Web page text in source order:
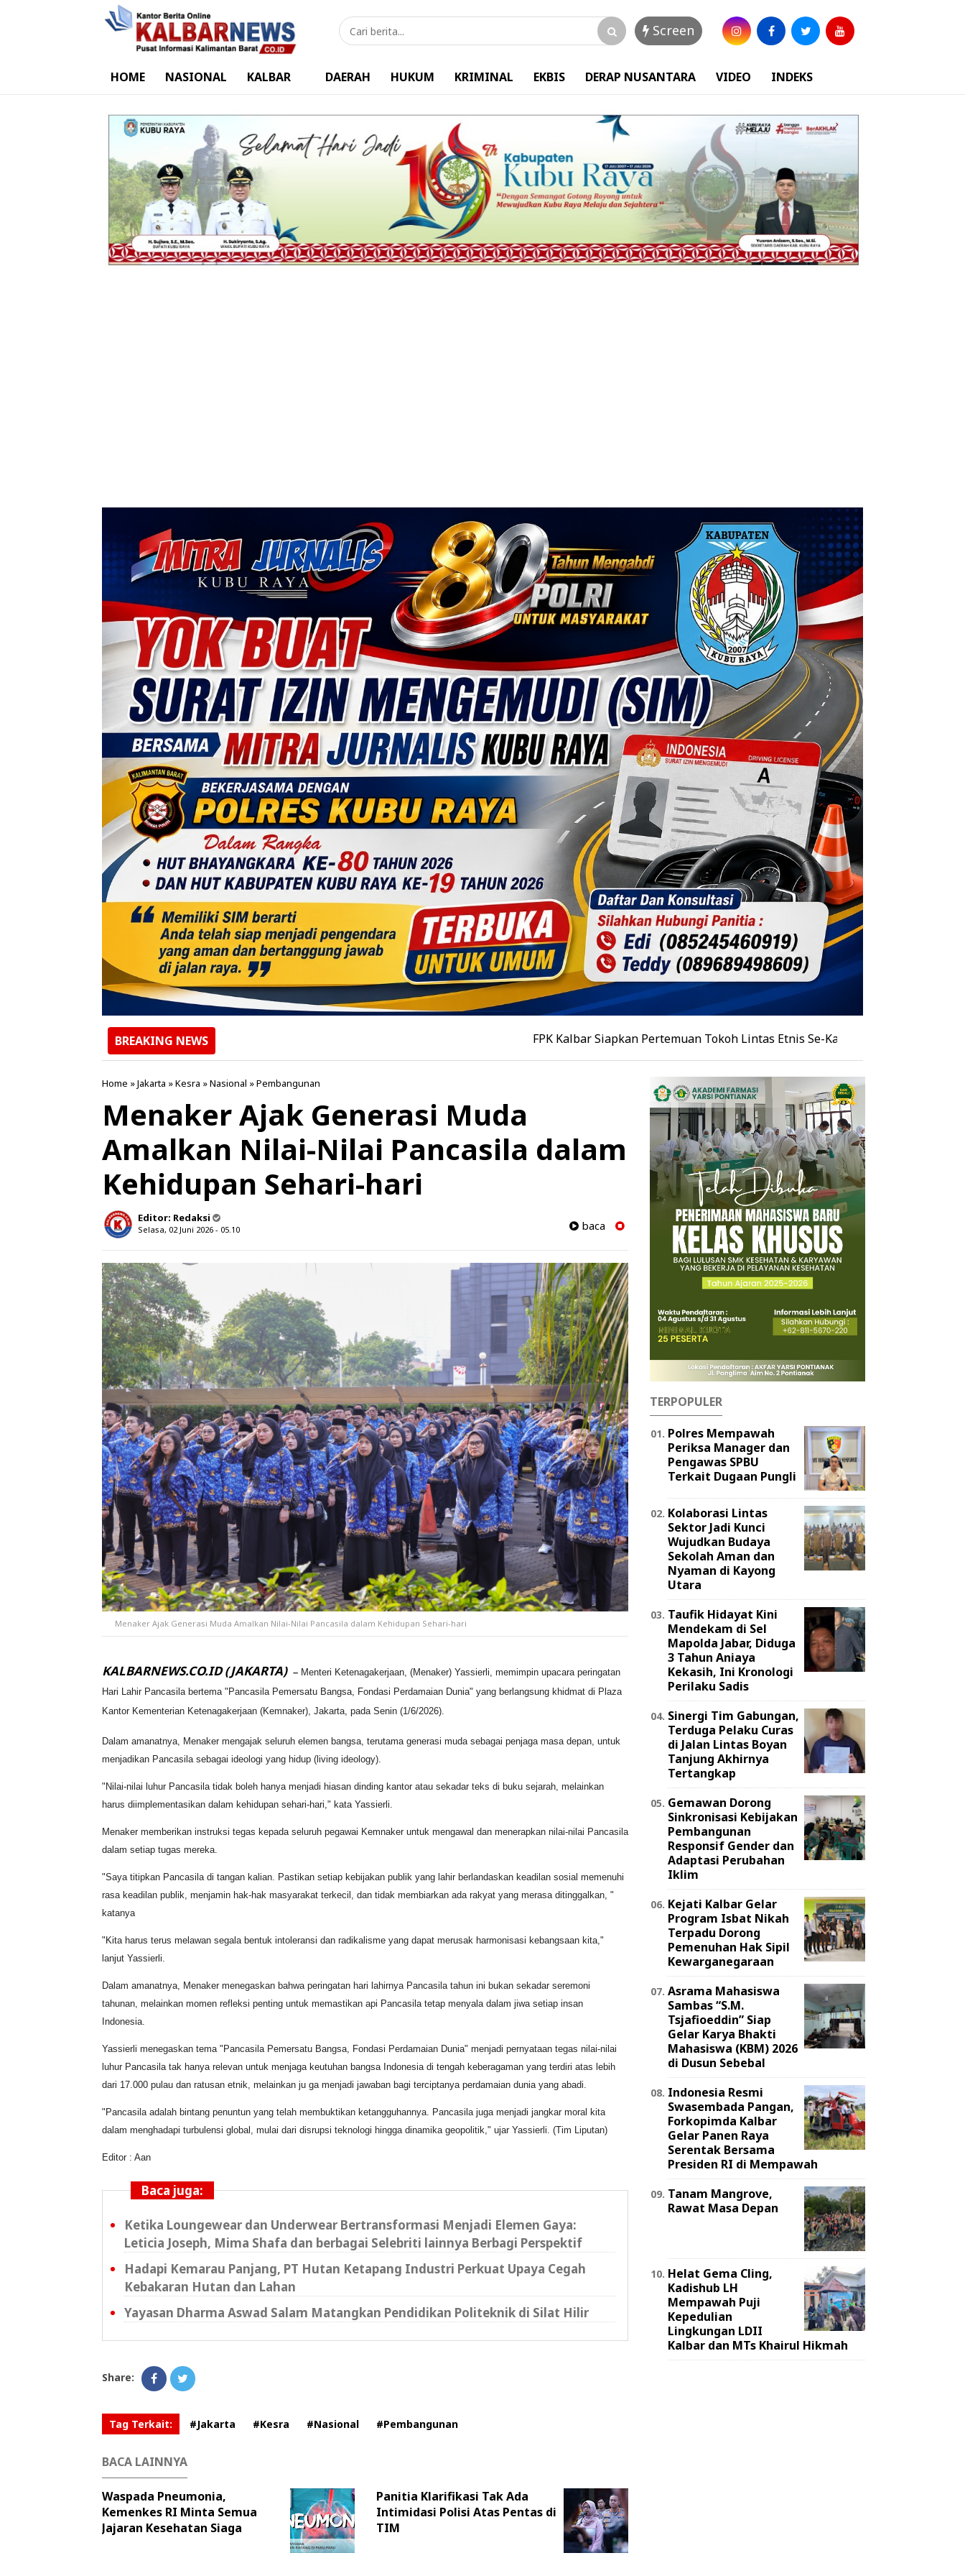
Screen
HOME NASIONAL KALBAR DAERAH HUKUM KRIMINAL EKBIS DERAP NUSANTARA VIDEO INDEKS
BREAKING NEWS FPK Kalbar Siapkan Pertemuan Tokoh Lintas Etnis Se-Kalimantan, Burhanudin Ahad
Home »Jakarta »Kesra »Nasional »Pembangunan
Menaker Ajak Generasi Muda
Amalkan Nilai-Nilai Pancasila dalam
Kehidupan Sehari-hari
Editor: Redaksi
Selasa, 02 Juni 2026 - 05.10 baca
Menaker Ajak Generasi Muda Amalkan Nilai-Nilai Pancasila dalam Kehidupan Sehari-hari
KALBARNEWS.CO.ID (JAKARTA) – Menteri Ketenagakerjaan, (Menaker) Yassierli, memimpin upacara peringatan
Hari Lahir Pancasila bertema "Pancasila Pemersatu Bangsa, Fondasi Perdamaian Dunia" yang berlangsung khidmat di Plaza
Kantor Kementerian Ketenagakerjaan (Kemnaker), Jakarta, pada Senin (1/6/2026).
Dalam amanatnya, Menaker mengajak seluruh elemen bangsa, terutama generasi muda sebagai penjaga masa depan, untuk
menjadikan Pancasila sebagai ideologi yang hidup (living ideology).
"Nilai-nilai luhur Pancasila tidak boleh hanya menjadi hiasan dinding kantor atau sekadar teks di buku sejarah, melainkan
harus diimplementasikan dalam kehidupan sehari-hari," kata Yassierli.
Menaker memberikan instruksi tegas kepada seluruh pegawai Kemnaker untuk mengawal dan menerapkan nilai-nilai Pancasila
dalam setiap tugas mereka.
"Saya titipkan Pancasila di tangan kalian. Pastikan setiap kebijakan publik yang lahir berlandaskan keadilan sosial memenuhi
rasa keadilan publik, menjamin hak-hak masyarakat terkecil, dan tidak membiarkan ada rakyat yang merasa ditinggalkan, "
katanya
"Kita harus terus melawan segala bentuk intoleransi dan radikalisme yang dapat merusak harmonisasi kebangsaan kita,"
lanjut Yassierli.
Dalam amanatnya, Menaker menegaskan bahwa peringatan hari lahirnya Pancasila tahun ini bukan sekadar seremoni
tahunan, melainkan momen refleksi penting untuk memastikan api Pancasila tetap menyala dalam jiwa setiap insan
Indonesia.
Yassierli menegaskan tema "Pancasila Pemersatu Bangsa, Fondasi Perdamaian Dunia" menjadi pernyataan tegas nilai-nilai
luhur Pancasila tak hanya relevan untuk menjaga keutuhan bangsa Indonesia di tengah keberagaman yang terdiri atas lebih
dari 17.000 pulau dan ratusan etnik, melainkan ju ga menjadi jawaban bagi terciptanya perdamaian dunia yang abadi.
"Pancasila adalah bintang penuntun yang telah membuktikan ketangguhannya. Pancasila juga menjadi jangkar moral kita
dalam menghadapi turbulensi global, mulai dari disrupsi teknologi hingga dinamika geopolitik," ujar Yassierli. (Tim Liputan)
Editor : Aan
Baca juga:
Ketika Loungewear dan Underwear Bertransformasi Menjadi Elemen Gaya:
Leticia Joseph, Mima Shafa dan berbagai Selebriti lainnya Berbagi Perspektif
Hadapi Kemarau Panjang, PT Hutan Ketapang Industri Perkuat Upaya Cegah
Kebakaran Hutan dan Lahan
Yayasan Dharma Aswad Salam Matangkan Pendidikan Politeknik di Silat Hilir
Share:
Tag Terkait: #Jakarta #Kesra #Nasional #Pembangunan
BACA LAINNYA
Waspada Pneumonia,
Kemenkes RI Minta Semua
Jajaran Kesehatan Siaga
Panitia Klarifikasi Tak Ada
Intimidasi Polisi Atas Pentas di
TIM
TERPOPULER
Polres Mempawah
Periksa Manager dan
Pengawas SPBU
Terkait Dugaan Pungli
Kolaborasi Lintas
Sektor Jadi Kunci
Wujudkan Budaya
Sekolah Aman dan
Nyaman di Kayong
Utara
Taufik Hidayat Kini
Mendekam di Sel
Mapolda Jabar, Diduga
3 Tahun Aniaya
Kekasih, Ini Kronologi
Perilaku Sadis
Sinergi Tim Gabungan,
Terduga Pelaku Curas
di Jalan Lintas Boyan
Tanjung Akhirnya
Tertangkap
Gemawan Dorong
Sinkronisasi Kebijakan
Pembangunan
Responsif Gender dan
Adaptasi Perubahan
Iklim
Kejati Kalbar Gelar
Program Isbat Nikah
Terpadu Dorong
Pemenuhan Hak Sipil
Kewarganegaraan
Asrama Mahasiswa
Sambas “S.M.
Tsjafioeddin” Siap
Gelar Karya Bhakti
Mahasiswa (KBM) 2026
di Dusun Sebebal
Indonesia Resmi
Swasembada Pangan,
Forkopimda Kalbar
Gelar Panen Raya
Serentak Bersama
Presiden RI di Mempawah
Tanam Mangrove,
Rawat Masa Depan
Helat Gema Cling,
Kadishub LH
Mempawah Puji
Kepedulian
Lingkungan LDII
Kalbar dan MTs Khairul Hikmah